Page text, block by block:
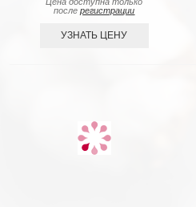
послерегистрации
УЗНАТЬ ЦЕНУ